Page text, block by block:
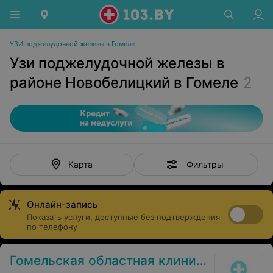
УЗИ поджелудочной железы в Гомеле
Узи поджелудочной железы в
районе Новобелицкий в Гомеле 2
Карта Фильтры
Онлайн-запись
Показать услуги, доступные без подтверждения
по телефону
Гомельская областная клиническая психиатрическая больница